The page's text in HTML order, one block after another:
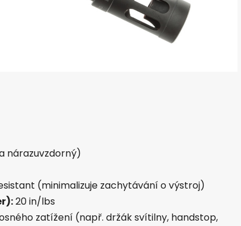
nárazuvzdorný)
(minimalizuje zachytávání o výstroj)
20 in/lbs
zatížení (např. držák svítilny, handstop,